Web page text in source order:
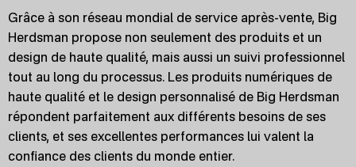
Grâce à son réseau mondial de service après-vente, Big
Herdsman propose non seulement des produits et un
design de haute qualité, mais aussi un suivi professionnel
tout au long du processus. Les produits numériques de
haute qualité et le design personnalisé de Big Herdsman
répondent parfaitement aux différents besoins de ses
clients, et ses excellentes performances lui valent la
confiance des clients du monde entier.